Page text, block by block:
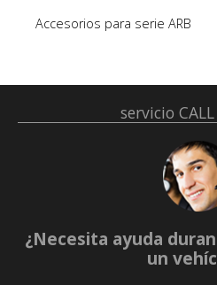
Accesorios para serie ARB
servicio
¿Necesita ayuda
un